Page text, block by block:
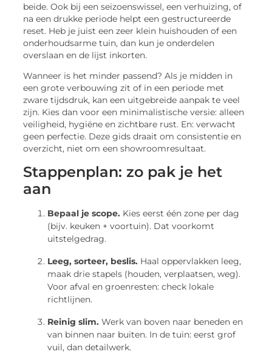
beide. Ook bij een seizoenswissel, een verhuizing, of
na een drukke periode helpt een gestructureerde
reset. Heb je juist een zeer klein huishouden of een
onderhoudsarme tuin, dan kun je onderdelen
overslaan en de lijst inkorten.
Wanneer is het minder passend? Als je midden in
een grote verbouwing zit of in een periode met
zware tijdsdruk, kan een uitgebreide aanpak te veel
zijn. Kies dan voor een minimalistische versie: alleen
veiligheid, hygiëne en zichtbare rust. En: verwacht
geen perfectie. Deze gids draait om consistentie en
overzicht, niet om een showroomresultaat.
Stappenplan: zo pak je het
aan
Bepaal je scope. Kies eerst één zone per dag
(bijv. keuken + voortuin). Dat voorkomt
uitstelgedrag.
Leeg, sorteer, beslis. Haal oppervlakken leeg,
maak drie stapels (houden, verplaatsen, weg).
Voor afval en groenresten: check lokale
richtlijnen.
Reinig slim. Werk van boven naar beneden en
van binnen naar buiten. In de tuin: eerst grof
vuil, dan detailwerk.